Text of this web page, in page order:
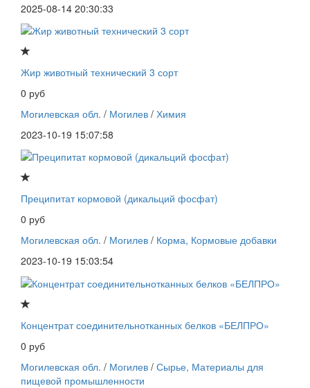
2025-08-14 20:30:33
Жир животный технический 3 сорт
0 руб
Могилевская обл. / Могилев / Химия
2023-10-19 15:07:58
Преципитат кормовой (дикальций фосфат)
0 руб
Могилевская обл. / Могилев / Корма, Кормовые добавки
2023-10-19 15:03:54
Концентрат соединительнотканных белков «БЕЛПРО»
0 руб
Могилевская обл. / Могилев / Сырье, Материалы для
пищевой промышленности